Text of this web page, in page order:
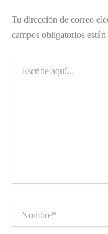
Tu dirección de correo
campos obligatorios están
aquí...